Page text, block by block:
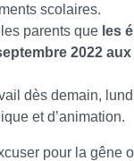
scolaires.
parents que les
2022
dès demain,
et d’animation.
pour la gêne